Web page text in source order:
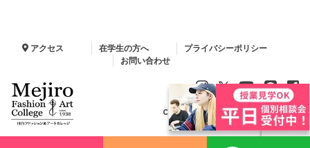
アクセス 在学生の方へ
プライバシーポリシー
お問い合わせ
Copyright © 2024 Minelva Gakuen.
All Rights Reserved.